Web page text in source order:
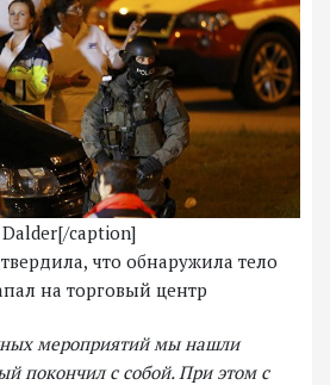
Dalder[/caption]
что обнаружила тело
на торговый центр
мероприятий мы нашли
покончил с собой. При этом с